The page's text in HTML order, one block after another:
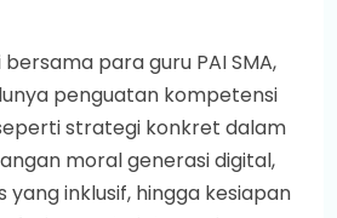
bersama para guru PAI SMA,
penguatan kompetensi
strategi konkret dalam
moral generasi digital,
yang inklusif, hingga kesiapan